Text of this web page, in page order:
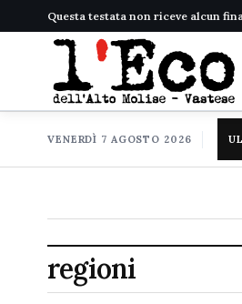
Questa testata non riceve alcun
VENERDÌ 7 AGOSTO 2026
regioni